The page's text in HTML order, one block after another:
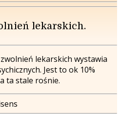
lekarskich.
lekarskich wystawia
Jest to ok 10%
ta stale rośnie.